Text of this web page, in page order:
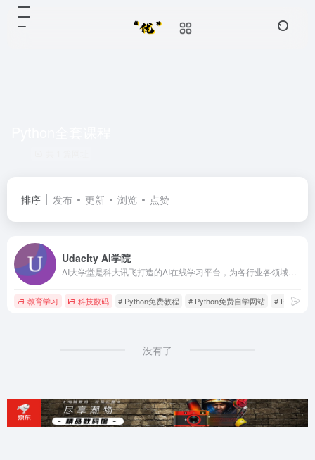
排序 发布 更新 浏览 点赞
Udacity AI学院
教育学习 科技数码 # Python免费教程 # Python免费自学网站 # Python全
没有了